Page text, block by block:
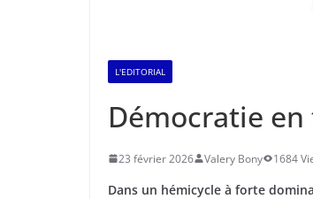
L'EDITORIAL
Démocratie
23 février 2026 Valery Bony 1684
Dans un hémicycle à forte